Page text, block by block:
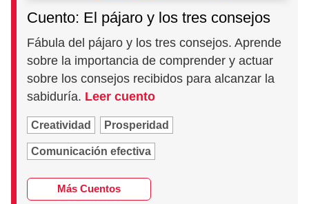
Cuento: El pájaro y los tres consejos
Fábula del pájaro y los tres consejos. Aprende
sobre la importancia de comprender y actuar
sobre los consejos recibidos para alcanzar la
sabiduría. Leer cuento
Creatividad Prosperidad
Comunicación efectiva
Más Cuentos